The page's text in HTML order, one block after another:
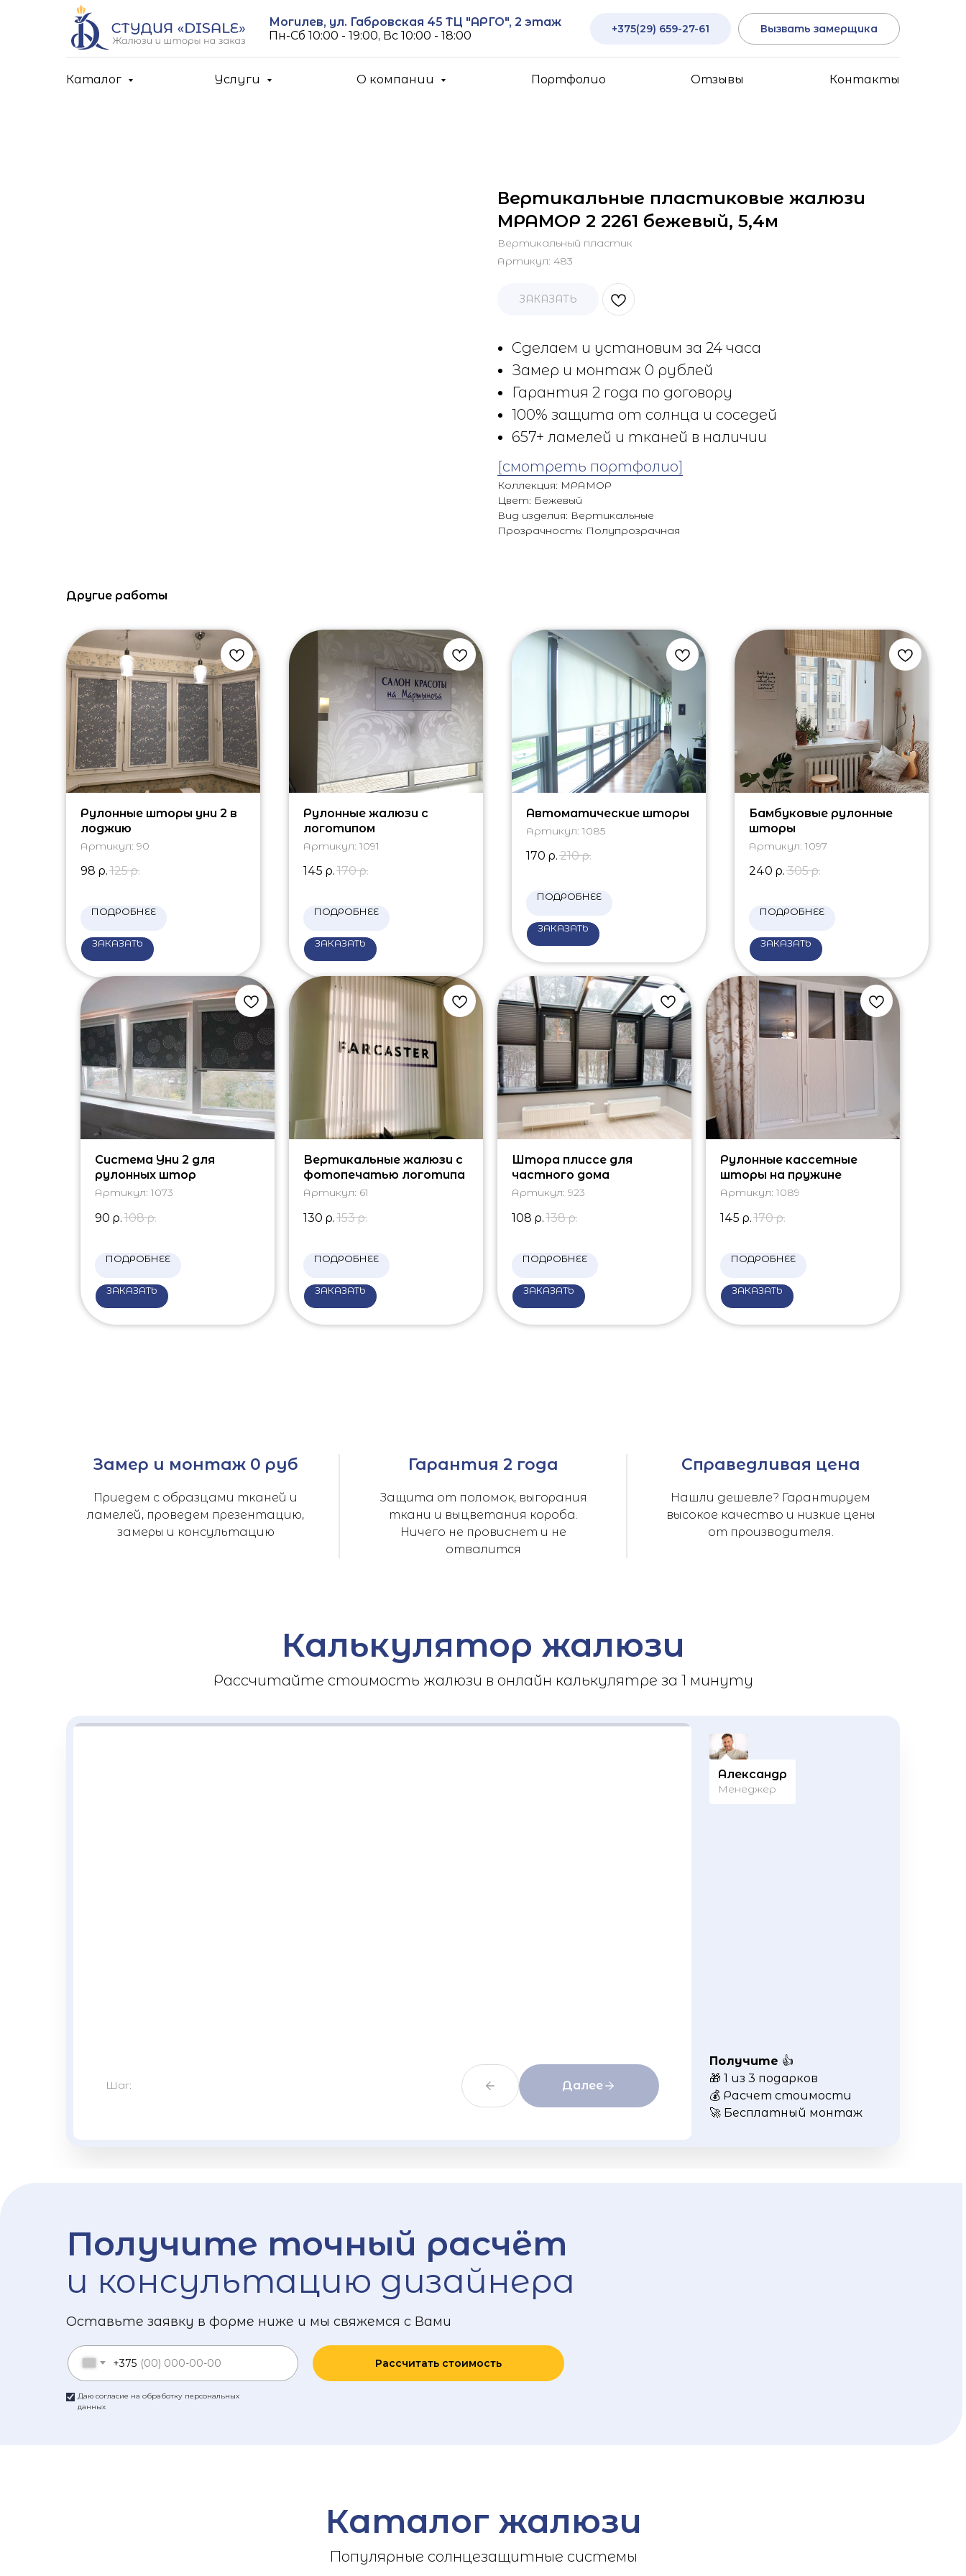
Могилев, ул. Габровская 45 ТЦ "АРГО", 2 этаж
Пн-Cб 10:00 - 19:00, Вс 10:00 - 18:00
+375(29) 659-27-61 Вызвать замерщика
Каталог Услуги О компании Портфолио Отзывы Контакты
Вертикальные пластиковые жалюзи
МРАМОР 2 2261 бежевый, 5,4м
Вертикальный пластик
Артикул: 483
ЗАКАЗАТЬ
Сделаем и установим за 24 часа
Замер и монтаж 0 рублей
Гарантия 2 года по договору
100% защита от солнца и соседей
657+ ламелей и тканей в наличии
[смотреть портфолио]
Коллекция: МРАМОР
Цвет: Бежевый
Вид изделия: Вертикальные
Прозрачность: Полупрозрачная
Другие работы
Рулонные шторы уни 2 в
лоджию
Артикул: 90
98 р. 125 р.
ПОДРОБНЕЕ
ЗАКАЗАТЬ
Рулонные жалюзи с
логотипом
Артикул: 1091
145 р. 170 р.
ПОДРОБНЕЕ
ЗАКАЗАТЬ
Автоматические шторы
Артикул: 1085
170 р. 210 р.
ПОДРОБНЕЕ
ЗАКАЗАТЬ
Бамбуковые рулонные
шторы
Артикул: 1097
240 р. 305 р.
ПОДРОБНЕЕ
ЗАКАЗАТЬ
Система Уни 2 для
рулонных штор
Артикул: 1073
90 р. 108 р.
ПОДРОБНЕЕ
ЗАКАЗАТЬ
Вертикальные жалюзи с
фотопечатью логотипа
Артикул: 61
130 р. 153 р.
ПОДРОБНЕЕ
ЗАКАЗАТЬ
Штора плиссе для
частного дома
Артикул: 923
108 р. 138 р.
ПОДРОБНЕЕ
ЗАКАЗАТЬ
Рулонные кассетные
шторы на пружине
Артикул: 1089
145 р. 170 р.
ПОДРОБНЕЕ
ЗАКАЗАТЬ
Замер и монтаж 0 руб
Приедем с образцами тканей и
ламелей, проведем презентацию,
замеры и консультацию
Гарантия 2 года
Защита от поломок, выгорания
ткани и выцветания короба.
Ничего не провиснет и не
отвалится
Справедливая цена
Нашли дешевле? Гарантируем
высокое качество и низкие цены
от производителя.
Калькулятор жалюзи
Рассчитайте стоимость жалюзи в онлайн калькулятре за 1 минуту
Александр
Менеджер
Получите 👍
🎁 1 из 3 подарков
💰 Расчет стоимости
🚀 Бесплатный монтаж
Шаг: Далее
Получите точный расчёт
и консультацию дизайнера
Оставьте заявку в форме ниже и мы свяжемся с Вами
Даю согласие на обработку персональных
данных
+375 Рассчитать стоимость
Каталог жалюзи
Популярные солнцезащитные системы